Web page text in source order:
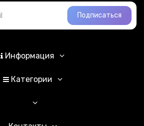
Подписаться
Информация
Категории